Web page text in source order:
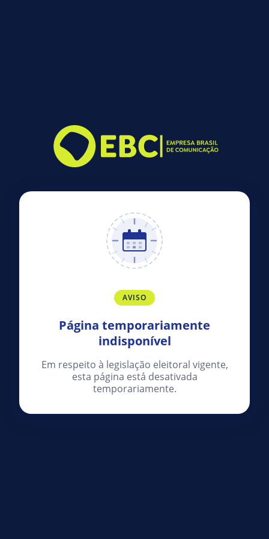
AVISO
Página temporariamente
indisponível
Em respeito à legislação eleitoral vigente,
esta página está desativada
temporariamente.